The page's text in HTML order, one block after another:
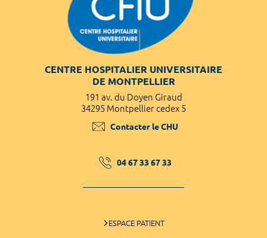
CENTRE HOSPITALIER UNIVERSITAIRE
DE MONTPELLIER
191 av. du Doyen Giraud
34295 Montpellier cedex 5
Contacter le CHU
04 67 33 67 33
ESPACE PATIENT